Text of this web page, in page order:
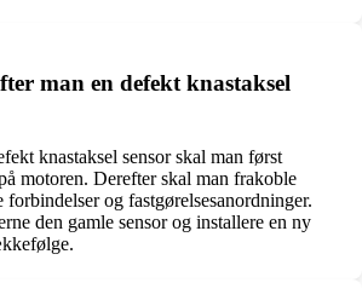
man en defekt knastaksel
knastaksel sensor skal man først
motoren. Derefter skal man frakoble
forbindelser og fastgørelsesanordninger.
den gamle sensor og installere en ny